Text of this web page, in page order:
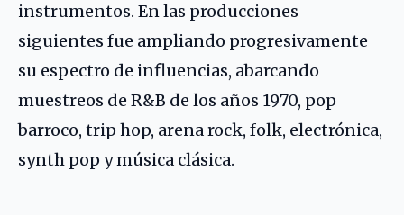
instrumentos. En las producciones
siguientes fue ampliando progresivamente
su espectro de influencias, abarcando
muestreos de R&B de los años 1970, pop
barroco, trip hop, arena rock, folk, electrónica,
synth pop y música clásica.